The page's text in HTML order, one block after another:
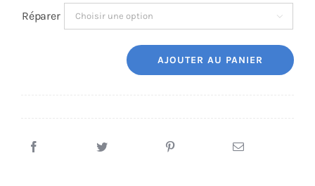
Réparer 
AJOUTER AU PANIER